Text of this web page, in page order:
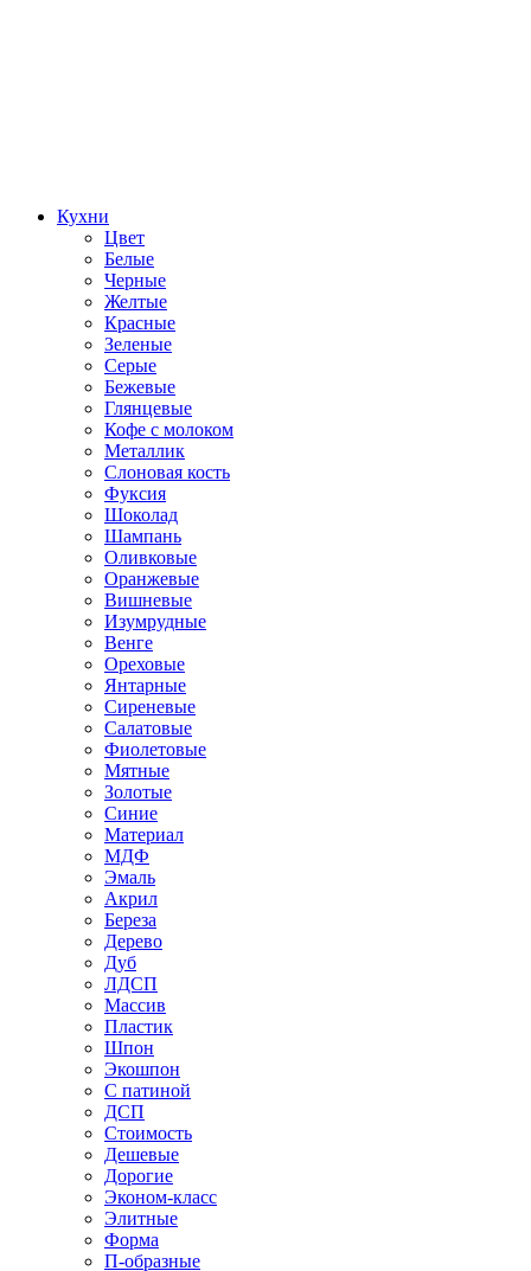
Кухни
Цвет
Белые
Черные
Желтые
Красные
Зеленые
Серые
Бежевые
Глянцевые
Кофе с молоком
Металлик
Слоновая кость
Фуксия
Шоколад
Шампань
Оливковые
Оранжевые
Вишневые
Изумрудные
Венге
Ореховые
Янтарные
Сиреневые
Салатовые
Фиолетовые
Мятные
Золотые
Синие
Материал
МДФ
Эмаль
Акрил
Береза
Дерево
Дуб
ЛДСП
Массив
Пластик
Шпон
Экошпон
С патиной
ДСП
Стоимость
Дешевые
Дорогие
Эконом-класс
Элитные
Форма
П-образные